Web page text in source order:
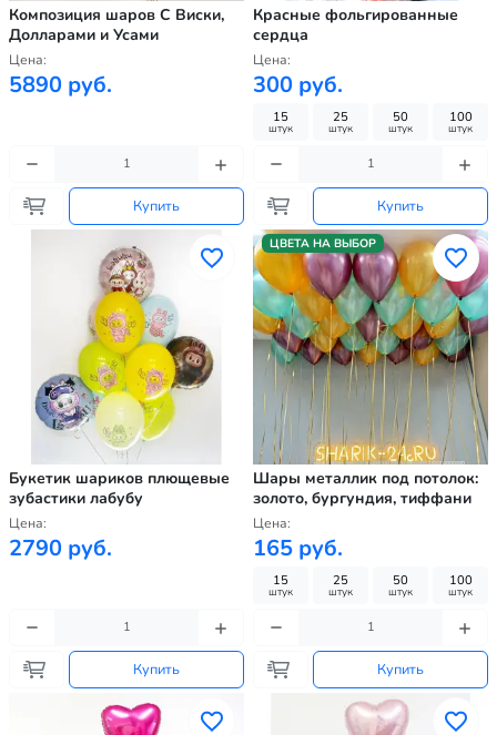
Композиция шаров С Виски,
Долларами и Усами
Цена:
5890 руб.
Купить
Красные фольгированные
сердца
Цена:
300 руб.
15
штук
25
штук
50
штук
100
штук
Купить
Букетик шариков плющевые
зубастики лабубу
Цена:
2790 руб.
Купить
ЦВЕТА НА ВЫБОР
Шары металлик под потолок:
золото, бургундия, тиффани
Цена:
165 руб.
15
штук
25
штук
50
штук
100
штук
Купить